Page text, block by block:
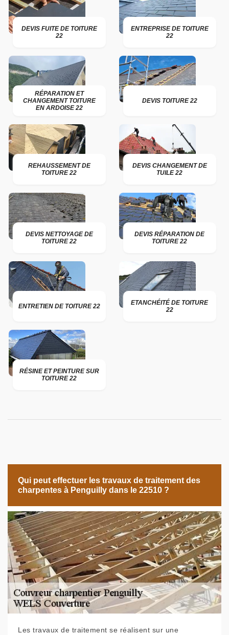
DEVIS FUITE DE TOITURE
22
ENTREPRISE DE TOITURE
22
RÉPARATION ET
CHANGEMENT TOITURE
EN ARDOISE 22
DEVIS TOITURE 22
REHAUSSEMENT DE
TOITURE 22
DEVIS CHANGEMENT DE
TUILE 22
DEVIS NETTOYAGE DE
TOITURE 22
DEVIS RÉPARATION DE
TOITURE 22
ENTRETIEN DE TOITURE 22
ETANCHÉITÉ DE TOITURE
22
RÉSINE ET PEINTURE SUR
TOITURE 22
Qui peut effectuer les travaux de traitement des
charpentes à Penguilly dans le 22510 ?
Les travaux de traitement se réalisent sur une